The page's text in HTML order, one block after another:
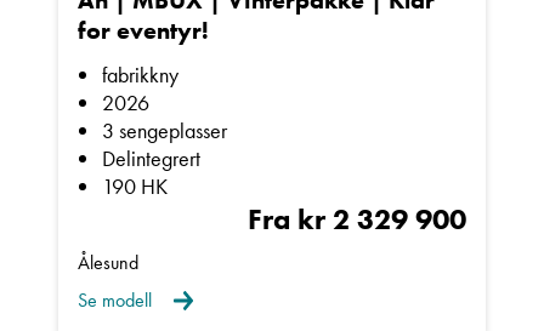
Vi kan tilby gunstige løsninger med inntil 15 års
nedbetaling og fra 0 kroner i egenkapital.
Kroken Ålesund
Vi er forhandler av Hymer, Carado, Bürstner og
I tillegg finner man Niesmann+Bischoff, Laika og
Vi er en del av Kroken Caravan AS, som har
for eventyr!
fabrikkny
2026
3 sengeplasser
Delintegrert
190 HK
Fra kr 2 329 900
Ålesund
Se modell